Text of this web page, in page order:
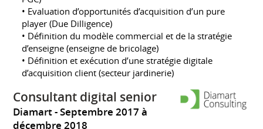
• Evaluation d’opportunités d’acquisition d’un pure
player (Due Dilligence)
• Définition du modèle commercial et de la stratégie
d’enseigne (enseigne de bricolage)
• Définition et exécution d’une stratégie digitale
d’acquisition client (secteur jardinerie)
Consultant digital senior
Diamart
Septembre 2017 à
décembre 2018